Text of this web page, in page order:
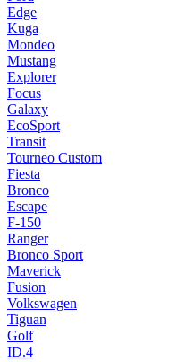
Edge
Kuga
Mondeo
Mustang
Explorer
Focus
Galaxy
EcoSport
Transit
Tourneo Custom
Fiesta
Bronco
Escape
F-150
Ranger
Bronco Sport
Maverick
Fusion
Volkswagen
Tiguan
Golf
ID.4